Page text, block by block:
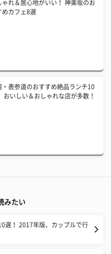
ゃれ＆居心地がいい！ 神楽坂のお
めカフェ8選
・表参道のおすすめ絶品ランチ10
おいしい＆おしゃれな店が多数！
みたい
選！ 2017年版、カップルで行